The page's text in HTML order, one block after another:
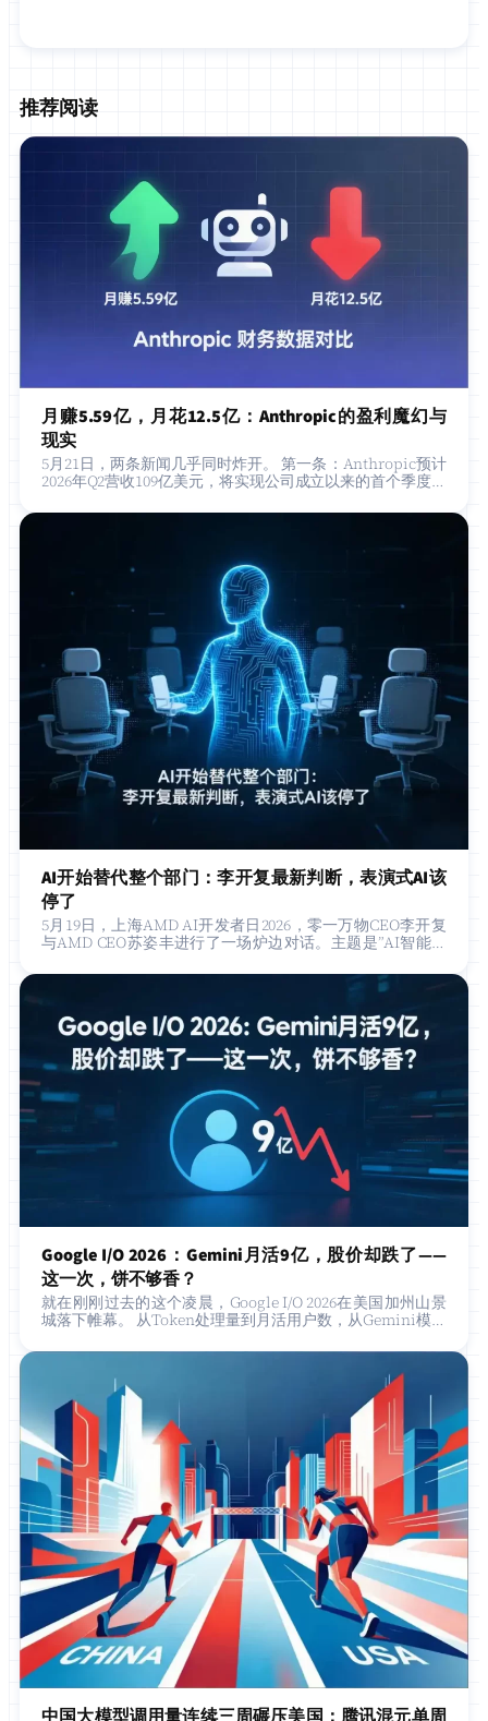
推荐阅读
月赚5.59亿，月花12.5亿：Anthropic的盈利魔幻与
现实
5月21日，两条新闻几乎同时炸开。 第一条：Anthropic预计
2026年Q2营收109亿美元，将实现公司成立以来的首个季度盈
体沸腾，Ant…
AI开始替代整个部门：李开复最新判断，表演式AI该
停了
5月19日，上海AMD AI开发者日2026，零一万物CEO李开复
与AMD CEO苏姿丰进行了一场炉边对话。主题是”AI智能体
Google I/O 2026：Gemini月活9亿，股价却跌了——
这一次，饼不够香？
就在刚刚过去的这个凌晨，Google I/O 2026在美国加州山景
城落下帷幕。 从Token处理量到月活用户数，从Gemini模型
布清单。然…